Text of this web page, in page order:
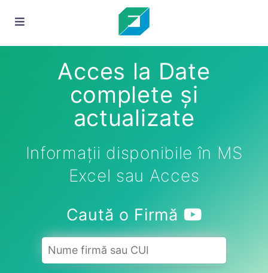
Acces la Date
complete și
actualizate
Informații disponibile în MS
Excel sau Acces
Caută o Firmă